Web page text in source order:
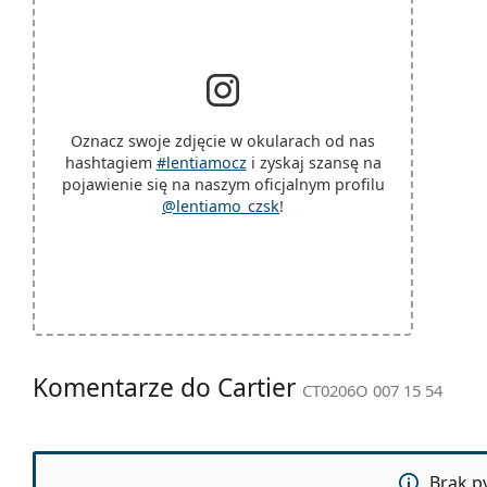
Oznacz swoje zdjęcie w okularach od nas
hashtagiem #lentiamocz i zyskaj szansę na
pojawienie się na naszym oficjalnym profilu
@lentiamo_czsk!
Komentarze do Cartier CT0206O 007 15 54